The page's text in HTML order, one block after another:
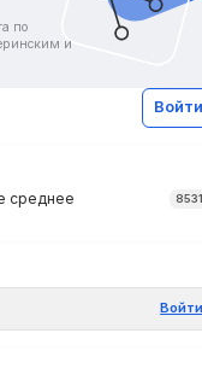
по
и
Войти
среднее
Войти